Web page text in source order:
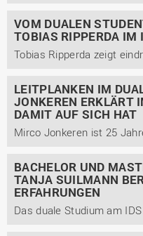
VOM DUALEN
TOBIAS RIPPERDA IM
LEITPLANKEN IM
JONKEREN ERKLÄRT
DAMIT AUF SICH HAT
BACHELOR UND
TANJA SUILMANN
ERFAHRUNGEN